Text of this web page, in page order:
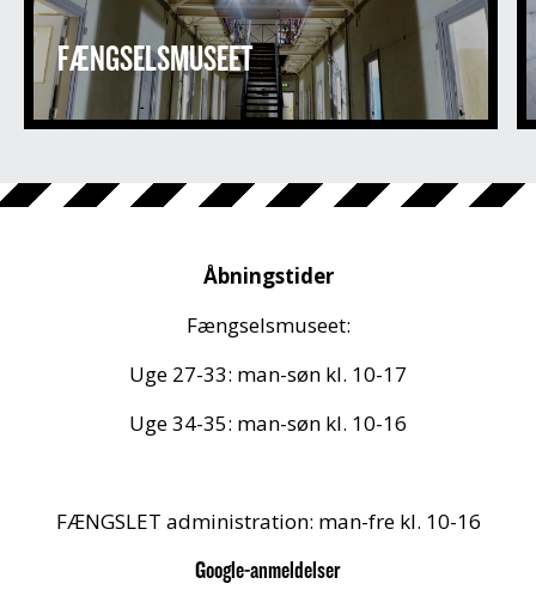
FÆNGSELSMUSEET
Åbningstider
Fængselsmuseet:
Uge 27-33: man-søn kl. 10-17
Uge 34-35: man-søn kl. 10-16
FÆNGSLET administration: man-fre kl. 10-16
Google-anmeldelser